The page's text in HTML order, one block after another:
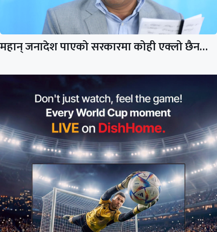
महान् जनादेश पाएको सरकारमा कोही एक्लो छैन…